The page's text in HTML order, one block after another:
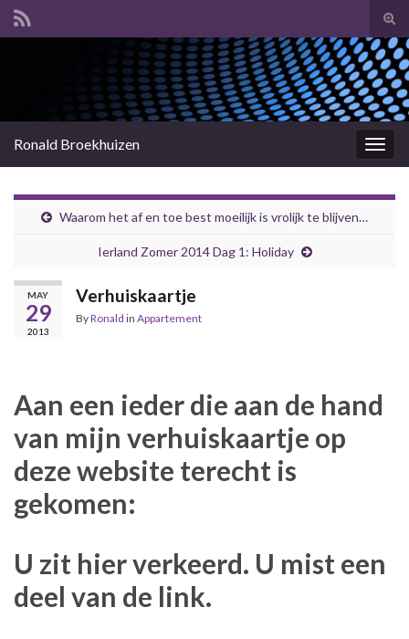
Search for:
Ronald Broekhuizen
Waarom het af en toe best moeilijk is vrolijk te blijven…
Ierland Zomer 2014 Dag 1: Holiday
MAY
29
2013
Verhuiskaartje
ByRonald in Appartement
Aan een ieder die aan de hand
van mijn verhuiskaartje op
deze website terecht is
gekomen:
U zit hier verkeerd. U mist een
deel van de link.